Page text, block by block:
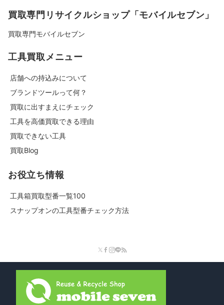
買取専門リサイクルショップ「モバイルセブン」
買取専門モバイルセブン
工具買取メニュー
店舗への持込みについて
ブランドツールって何？
買取に出すまえにチェック
工具を高価買取できる理由
買取できない工具
買取Blog
お役立ち情報
工具箱買取型番一覧100
スナップオンの工具型番チェック方法